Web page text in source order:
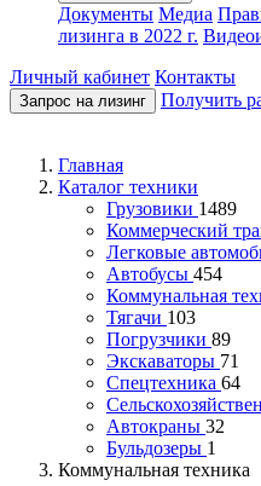
Документы Медиа
лизинга в 2022 г.
Личный кабинет Контакты
Запрос на лизинг Получить
Главная
Каталог техники
Грузовики 1489
Коммерческий
Легковые
Автобусы 454
Коммунальная
Тягачи 103
Погрузчики 89
Экскаваторы 71
Спецтехника 64
Автокраны 32
Бульдозеры 1
Коммунальная техника